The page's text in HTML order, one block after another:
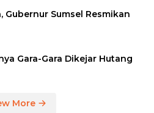
Gubernur Sumsel Resmikan
Gara-Gara Dikejar Hutang
More